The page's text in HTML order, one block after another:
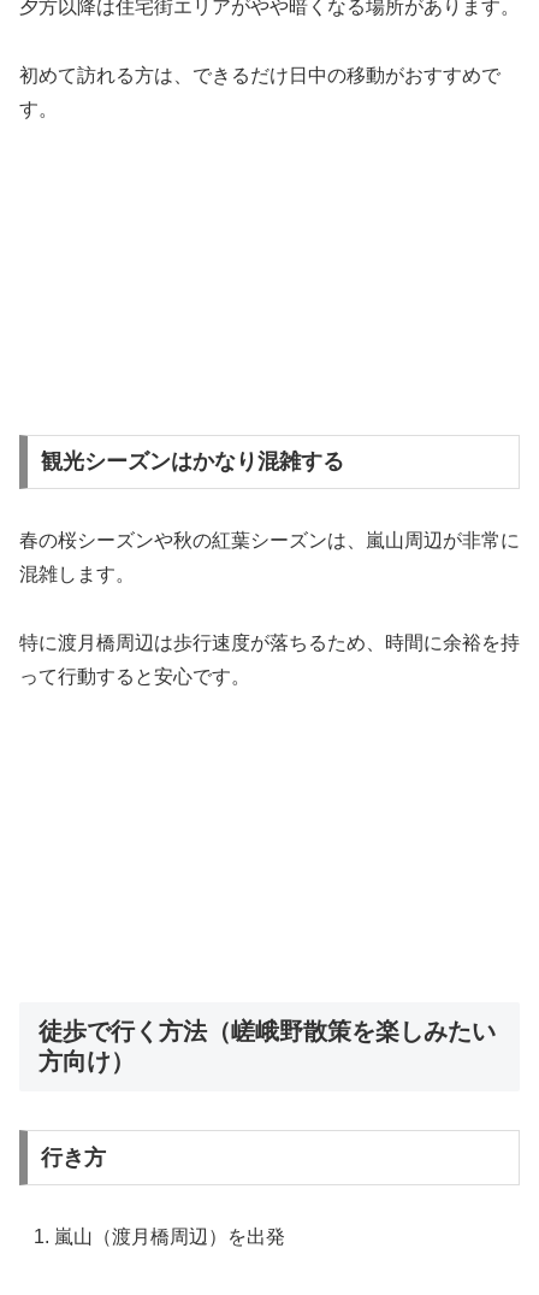
夕方以降は住宅街エリアがやや暗くなる場所があります。
初めて訪れる方は、できるだけ日中の移動がおすすめで
す。
観光シーズンはかなり混雑する
春の桜シーズンや秋の紅葉シーズンは、嵐山周辺が非常に
混雑します。
特に渡月橋周辺は歩行速度が落ちるため、時間に余裕を持
って行動すると安心です。
徒歩で行く方法（嵯峨野散策を楽しみたい
方向け）
行き方
嵐山（渡月橋周辺）を出発